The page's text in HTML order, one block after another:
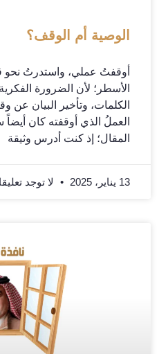
الوصية أم الوقف؟
أوقفتُ عملي، واستدرتُ نحو
الأسطر؛ لأن الضرورة
الكلمات، وتأخير البيان عن
العملُ الذي أوقفته كان أيضاً
المقال؛ إذ كنت أدرس وثيقة
13 يناير، 2025 لا توجد